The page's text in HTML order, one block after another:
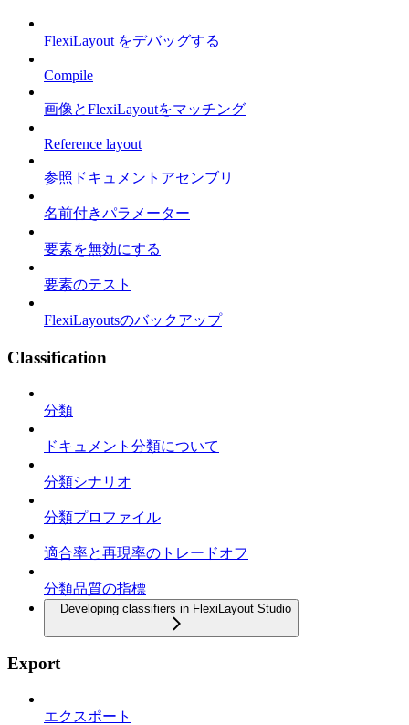
FlexiLayout をデバッグする
Compile
画像とFlexiLayoutをマッチング
Reference layout
参照ドキュメントアセンブリ
名前付きパラメーター
要素を無効にする
要素のテスト
FlexiLayoutsのバックアップ
Classification
分類
ドキュメント分類について
分類シナリオ
分類プロファイル
適合率と再現率のトレードオフ
分類品質の指標
Developing classifiers in FlexiLayout Studio
Export
エクスポート